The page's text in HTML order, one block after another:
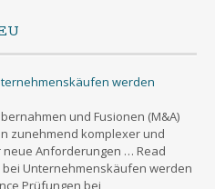
werden
und Fusionen (M&A)
zunehmend komplexer und
Anforderungen … Read
Unternehmenskäufen werden
Prüfungen bei